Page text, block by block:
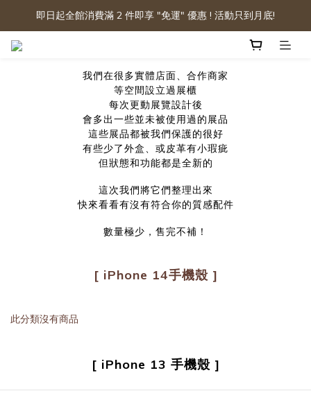
即日起全館消費滿 2 件即享 "免運" 優惠 ! 活動只到月底!
我們在很多實體店面、 合作商家
等空間設立過展櫃
每次更動展覽設計後
會多出一些並未被使用過的展品
這些展品都被我們保護的很好
有些少了外盒、或皮革有小瑕疵
但狀態和功能都是全新的
這次我們將它們整理出來
快來看看有沒有符合你的質感配件
數量極少，售完不補！
[ iPhone 14手機殼 ]
此分類沒有商品
[ iPhone 13 手機殼 ]